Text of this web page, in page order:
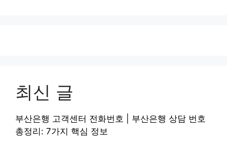
최신 글
부산은행 고객센터 전화번호 | 부산은행 상담 번호
총정리: 7가지 핵심 정보